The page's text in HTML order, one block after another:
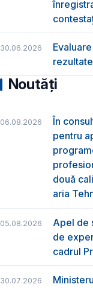
30.06.2026
Noutăți
06.08.2026
În
pentru
două
aria
05.08.2026
Apel de
de
cadrul
30.07.2026